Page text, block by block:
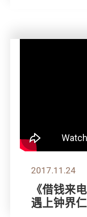
2017.11.24
《借钱来
遇上钟界仁